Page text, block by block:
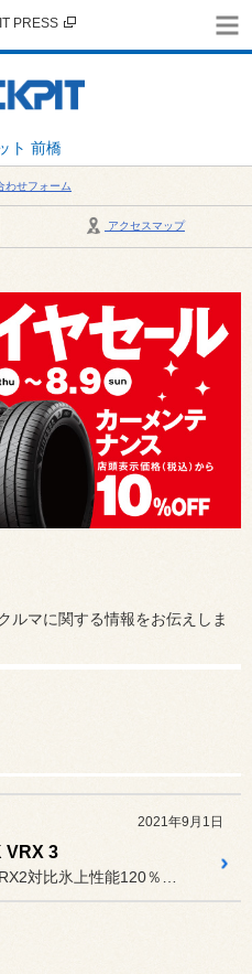
ト 前橋
PRESS
わせフォーム
アクセスマップ
日(水)、12日(水)〜16日(日)、18日(火)、19日(水)
ルマに関する情報をお伝えしま
2021年9月1日
VRX 3